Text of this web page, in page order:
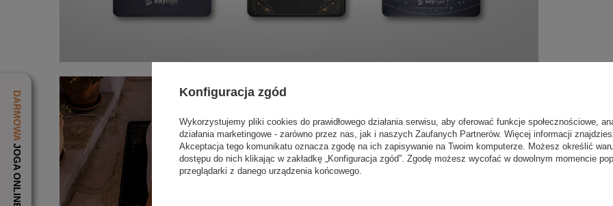
Konfiguracja zgód
Wykorzystujemy pliki cookies do prawidłowego działania serwisu, aby oferować funkcje społecznościowe,
działania marketingowe - zarówno przez nas, jak i naszych Zaufanych Partnerów. Więcej informacji
Akceptacja tego komunikatu oznacza zgodę na ich zapisywanie na Twoim komputerze. Możesz określić
dostępu do nich klikając w zakładkę „Konfiguracja zgód”. Zgodę możesz wycofać w dowolnym momencie
przeglądarki z danego urządzenia końcowego.